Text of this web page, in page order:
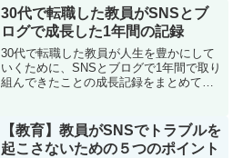
あります。ここでは、新年の抱負を考え
るときに大切なことをご紹...
30代で転職した教員がSNSとブ
ログで成長した1年間の記録
30代で転職した教員が人生を豊かにして
いくために、SNSとブログで1年間で取り
組んできたことの成長記録をまとめてい
【教育】教員がSNSでトラブルを
起こさないための５つのポイント